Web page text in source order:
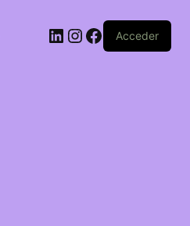
LinkedIn
Instagram
Facebook
Acceder